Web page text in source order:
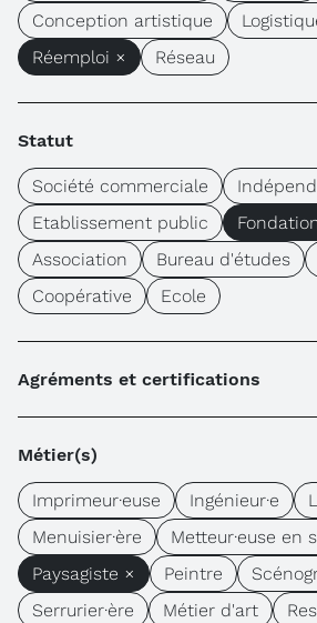
Conception artistique
Réemploi ×
Réseau
Statut
Société commerciale
Etablissement public
Association
Bureau d'études
Coopérative
Ecole
Agréments et certifications
Métier(s)
Imprimeur·euse Ingénieur·e
Menuisier·ère
Metteur·euse en
Paysagiste ×
Peintre
Serrurier·ère
Métier d'art